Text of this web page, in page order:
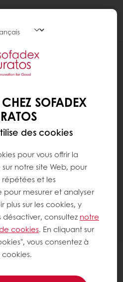
ET
SOFADEX
des cookies
pour vous offrir la
notre site Web, pour
répétées et les
pour mesurer et analyser
plus sur les cookies, y
consulteznotre
cookies. En cliquant sur
vous consentez à
cookies.